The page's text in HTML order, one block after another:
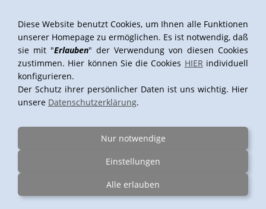
Navigation einblenden
EINFACH
einen Leinwanddruck bestellen.
Dieses Formular kann jedoch NICHT die Kosten für
Diese Website benutzt Cookies, um Ihnen alle Funktionen
unserer Homepage zu ermöglichen. Es ist notwendig, daß
sie mit "Erlauben" der Verwendung von diesen Cookies
zustimmen. Hier können Sie die Cookies HIERindividuell
konfigurieren.
Der Schutz ihrer persönlicher Daten ist uns wichtig. Hier
unsere Datenschutzerklärung.
Nur notwendige
Einstellungen
Alle erlauben